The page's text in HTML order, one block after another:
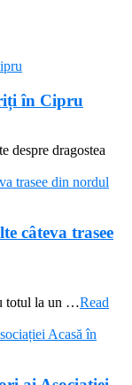
în Cipru
despre dragostea
câteva trasee
totul la un …Read